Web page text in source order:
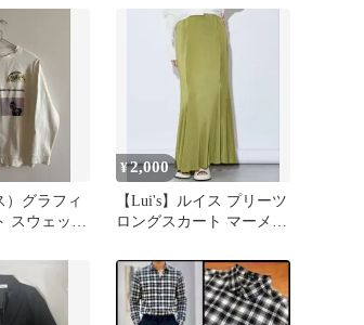
）グラフィ
スウェット
¥2,000
【Lui's】ルイス プリーツ
ロングスカート マーメイ